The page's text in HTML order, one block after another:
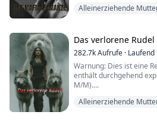
dürfen.
Sie glaubt, sie sei hart.
aushalten.
Aber sie weiß nicht, wie
Es war das Beste, dass
Alleinerziehende
Das verlorene Rudel
282.7kAufrufe · Laufend
Warnung: Dies ist eine
enthält durchgehend
M/M).
Vor sechs Jahren gab
Alleinerziehende